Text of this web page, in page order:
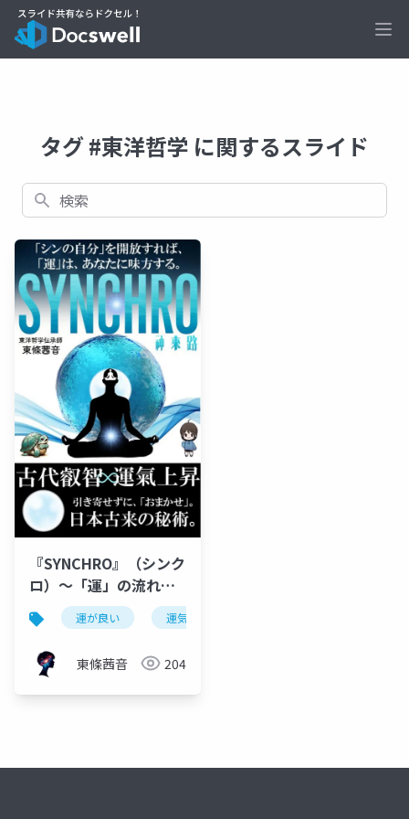
タグ #東洋哲学 に関するスライド
検索
『SYNCHRO』（シンク
ロ）～「運」の流れへ
と導く、”核”となる手
引書～
運が良い 運気上昇
東條茜音 204